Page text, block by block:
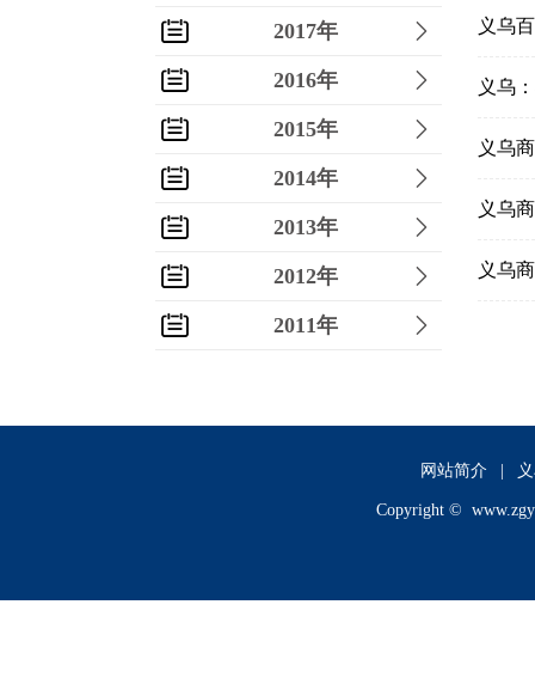
2017年
2016年
2015年
2014年
2013年
2012年
2011年
2009年
义乌
义乌
义乌
义乌
义乌
网站简介
Copyright ©